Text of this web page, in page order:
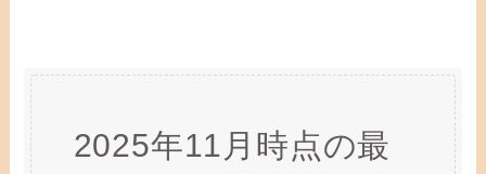
2025年11月時点の最